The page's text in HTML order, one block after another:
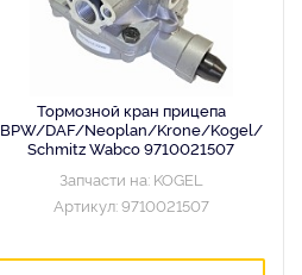
Тормозной кран прицепа
BPW/DAF/Neoplan/Krone/Kogel/
Schmitz Wabco 9710021507
Запчасти на: KOGEL
Артикул: 9710021507